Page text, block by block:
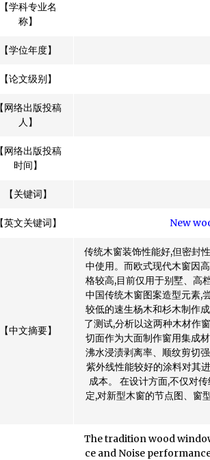
【学科专业名
称】
【学位年度】
【论文级别】
【网络出版投稿
人】
【网络出版投稿
时间】
【关键词】
【英文关键词】 New
【中文摘要】
传统木窗装饰性能好,但密封
中使用。而欧式现代木窗因
格较高,目前仅用于别墅、高
中国传统木窗图案造型元素,
较低的速生杨木和杉木制作
了测试,分析以这两种木材作
切面作为大面制作窗用集成
沸水浸渍剥离率、顺纹剪切
紫外线性能较好的涂料对其
成本。 在设计方面,不仅对
定,对新型木窗的节点图、窗
The tradition wood
ce and Noise